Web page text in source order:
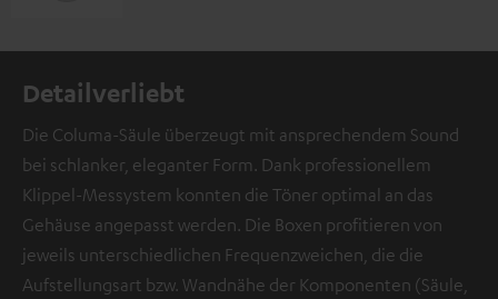
Detailverliebt
Die Columa-Säule überzeugt mit ansprechendem Sound
bei schlanker, eleganter Form. Dank professionellem
Klippel-Messystem konnten die Töner optimal an das
Gehäuse angepasst werden. Die Boxen profitieren von
jeweils unterschiedlichen Frequenzweichen, die die
Aufstellungsart bzw. Wandnähe der Komponenten (Säule,